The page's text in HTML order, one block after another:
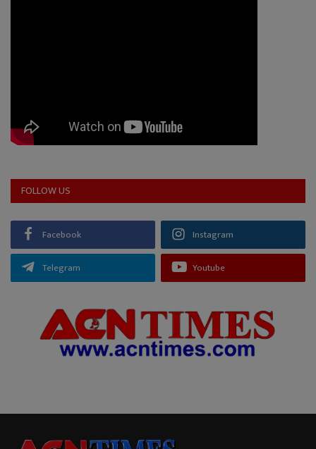
FOLLOW US
Facebook Instagram
Telegram Youtube